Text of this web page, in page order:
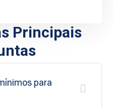
Principais
para